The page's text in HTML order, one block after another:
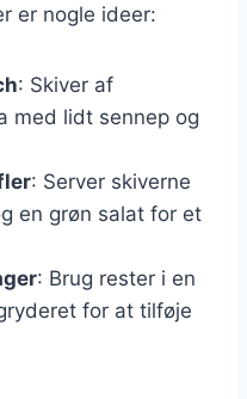
er nogle ideer:
: Skiver af
med lidt sennep og
: Server skiverne
en grøn salat for et
: Brug rester i en
for at tilføje